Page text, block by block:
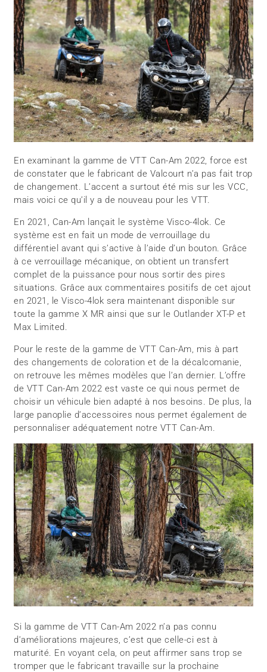
En examinant la gamme de VTT Can-Am 2022, force est
de constater que le fabricant de Valcourt n’a pas fait trop
de changement. L’accent a surtout été mis sur les VCC,
mais voici ce qu’il y a de nouveau pour les VTT.
En 2021, Can-Am lançait le système Visco-4lok. Ce
système est en fait un mode de verrouillage du
différentiel avant qui s’active à l’aide d’un bouton. Grâce
à ce verrouillage mécanique, on obtient un transfert
complet de la puissance pour nous sortir des pires
situations. Grâce aux commentaires positifs de cet ajout
en 2021, le Visco-4lok sera maintenant disponible sur
toute la gamme X MR ainsi que sur le Outlander XT-P et
Max Limited.
Pour le reste de la gamme de VTT Can-Am, mis à part
des changements de coloration et de la décalcomanie,
on retrouve les mêmes modèles que l’an dernier. L’offre
de VTT Can-Am 2022 est vaste ce qui nous permet de
choisir un véhicule bien adapté à nos besoins. De plus, la
large panoplie d’accessoires nous permet également de
personnaliser adéquatement notre VTT Can-Am.
Si la gamme de VTT Can-Am 2022 n’a pas connu
d’améliorations majeures, c’est que celle-ci est à
maturité. En voyant cela, on peut affirmer sans trop se
tromper que le fabricant travaille sur la prochaine